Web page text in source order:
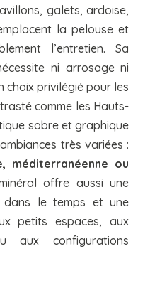
galets, ardoise,
la pelouse et
l’entretien. Sa
ni arrosage ni
choix privilégié pour les
comme les Hauts-
sobre et graphique
très variées :
méditerranéenne ou
offre aussi une
dans le temps et une
petits espaces, aux
aux configurations